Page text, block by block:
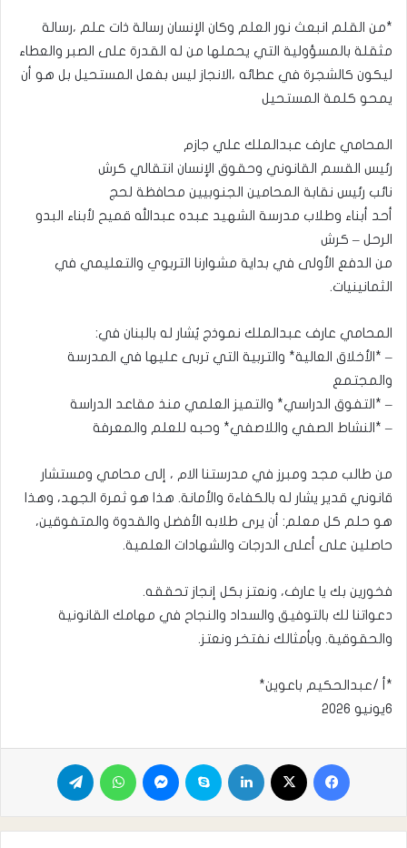
*من القلم انبعث نور العلم وكان الإنسان رسالة ذات علم ،رسالة
مثقلة بالمسؤولية التي يحملها من له القدرة على الصبر والعطاء
ليكون كالشجرة في عطائه ،الانجاز ليس بفعل المستحيل بل هو أن
يمحو كلمة المستحيل
المحامي عارف عبدالملك علي جازم
رئيس القسم القانوني وحقوق الإنسان انتقالي كرش
نائب رئيس نقابة المحامين الجنوبيين محافظة لحج
أحد أبناء وطلاب مدرسة الشهيد عبده عبدالله قميح لأبناء البدو
الرحل – كرش
من الدفع الأولى في بداية مشوارنا التربوي والتعليمي في
الثمانينيات.
المحامي عارف عبدالملك نموذج يُشار له بالبنان في:
– *الأخلاق العالية* والتربية التي تربى عليها في المدرسة
والمجتمع
– *التفوق الدراسي* والتميز العلمي منذ مقاعد الدراسة
– *النشاط الصفي واللاصفي* وحبه للعلم والمعرفة
من طالب مجد ومبرز في مدرستنا الام ، إلى محامي ومستشار
قانوني قدير يشار له بالكفاءة والأمانة. هذا هو ثمرة الجهد، وهذا
هو حلم كل معلم: أن يرى طلابه الأفضل والقدوة والمتفوقين،
حاصلين على أعلى الدرجات والشهادات العلمية.
فخورين بك يا عارف، ونعتز بكل إنجاز تحققه.
دعواتنا لك بالتوفيق والسداد والنجاح في مهامك القانونية
والحقوقية. وبأمثالك نفتخر ونعتز.
*أ /عبدالحكيم باعوين*
٦يونيو ٢٠٢٦